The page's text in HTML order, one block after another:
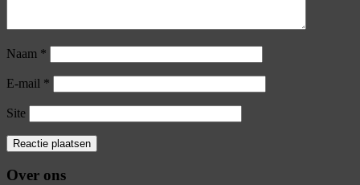
Naam *
E-mail *
Site
Over ons